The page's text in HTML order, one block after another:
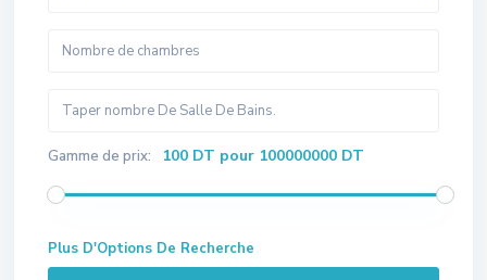
Gamme de prix: 100 DT pour 100000000 DT
Plus D'Options De Recherche